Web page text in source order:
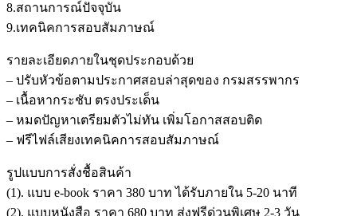
8.สถานการณ์ปัจจุบัน
9.เทคนิคการสอบสัมภาษณ์
รายละเอียดภายในชุดประกอบด้วย
– ปรับหัวข้อตามประกาศสอบล่าสุดของ กรมสรรพากร
– เนื้อหากระชับ ตรงประเด็น
– หมดปัญหาเตรียมตัวไม่ทัน เพิ่มโอกาสสอบติด
– ฟรีไฟล์เสียงเทคนิคการสอบสัมภาษณ์
รูปแบบการสั่งชื้อสินค้า
(1). แบบ e-book ราคา 380 บาท ได้รับภายใน 5-20 นาที
(2). แบบหนังสือ ราคา 680 บาท ส่งฟรีด่วนพิเศษ 2-3 วัน